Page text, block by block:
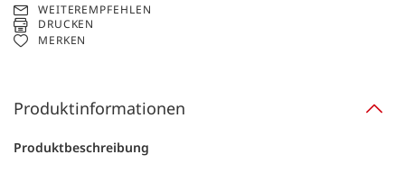
WEITEREMPFEHLEN
DRUCKEN
MERKEN
Produktinformationen
Produktbeschreibung